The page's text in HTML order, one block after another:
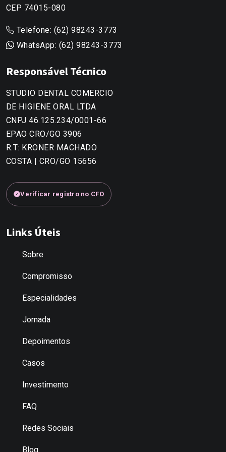
CEP 74015-080
Telefone: (62) 98243-3773
WhatsApp: (62) 98243-3773
Responsável Técnico
STUDIO DENTAL COMERCIO
DE HIGIENE ORAL LTDA
CNPJ 46.125.234/0001-66
EPAO CRO/GO 3906
R.T: KRONER MACHADO
COSTA | CRO/GO 15656
Verificar registro no CFO
Links Úteis
Sobre
Compromisso
Especialidades
Jornada
Depoimentos
Casos
Investimento
FAQ
Redes Sociais
Blog